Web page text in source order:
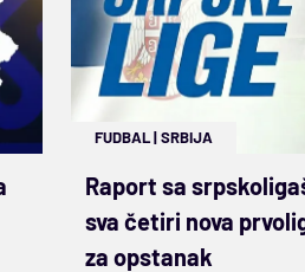
FUDBAL|SRBIJA
Raport sa
sva četiri nova
za opstanak